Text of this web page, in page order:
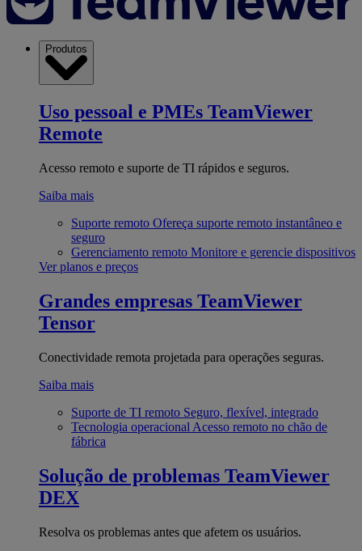
Produtos
Uso pessoal e PMEs TeamViewer
Remote
Acesso remoto e suporte de TI rápidos e seguros.
Saiba mais
Suporte remoto Ofereça suporte remoto instantâneo e
seguro
Gerenciamento remoto Monitore e gerencie dispositivos
Ver planos e preços
Grandes empresas TeamViewer
Tensor
Conectividade remota projetada para operações seguras.
Saiba mais
Suporte de TI remoto Seguro, flexível, integrado
Tecnologia operacional Acesso remoto no chão de
fábrica
Solução de problemas TeamViewer
DEX
Resolva os problemas antes que afetem os usuários.